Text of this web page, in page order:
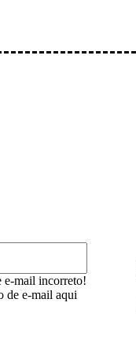
e-mail incorreto!
de e-mail aqui